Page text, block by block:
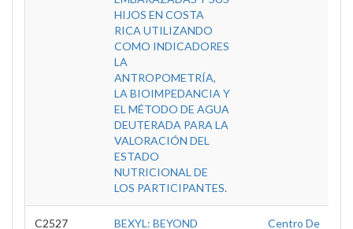
HIJOS EN COSTA
RICA UTILIZANDO
COMO INDICADORES
LA
ANTROPOMETRÍA,
LA BIOIMPEDANCIA Y
EL MÉTODO DE AGUA
DEUTERADA PARA LA
VALORACIÓN DEL
ESTADO
NUTRICIONAL DE
LOS PARTICIPANTES.
C2527 BEXYL: BEYOND Centro De